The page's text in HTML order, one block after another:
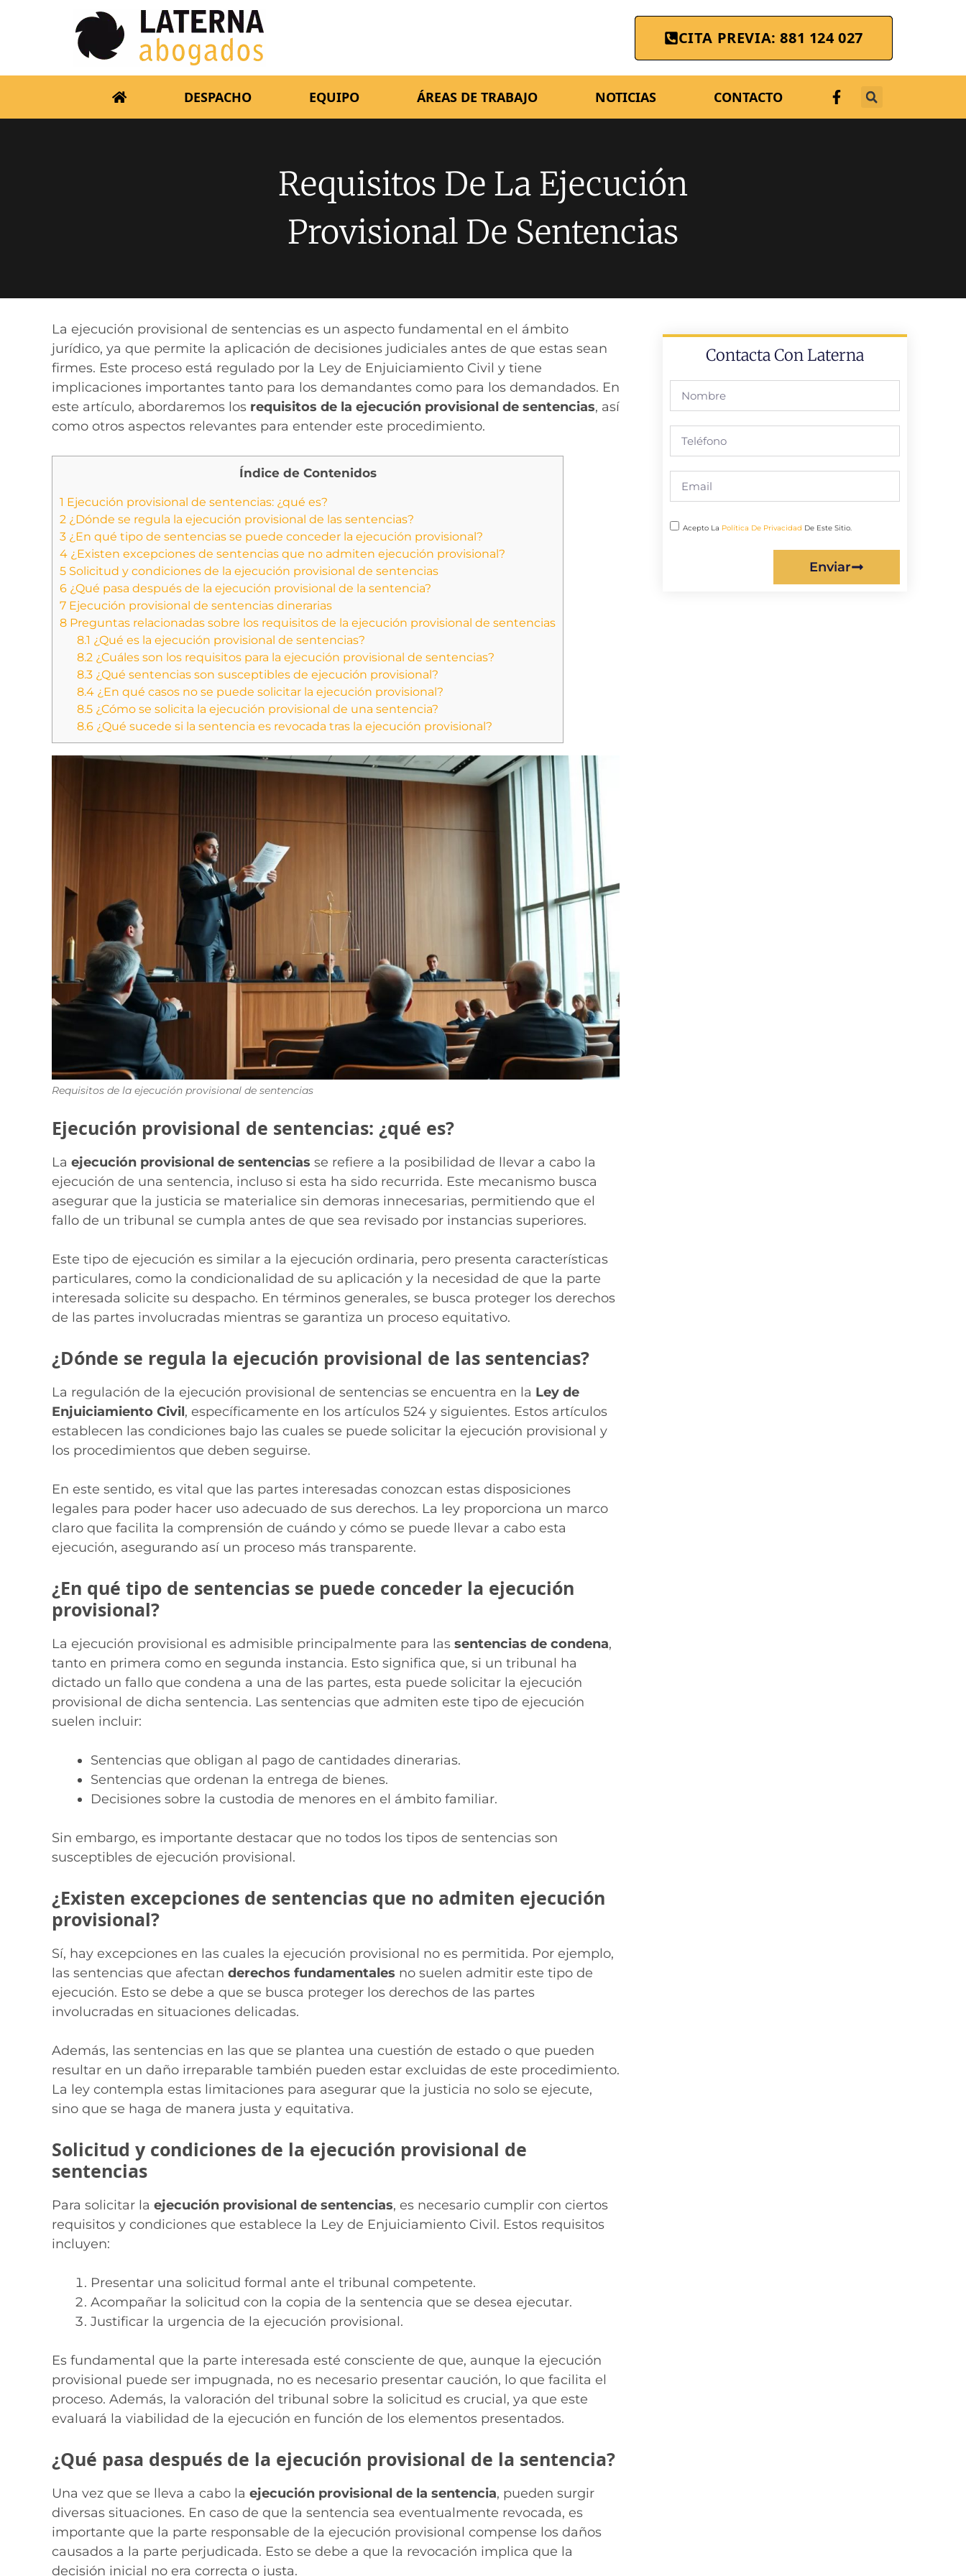
CITA PREVIA: 881 124 027
DESPACHO EQUIPO ÁREAS DE TRABAJO NOTICIAS CONTACTO
Requisitos De La Ejecución
Provisional De Sentencias
La ejecución provisional de sentencias es un aspecto fundamental en el ámbito
jurídico, ya que permite la aplicación de decisiones judiciales antes de que estas sean
firmes. Este proceso está regulado por la Ley de Enjuiciamiento Civil y tiene
implicaciones importantes tanto para los demandantes como para los demandados. En
este artículo, abordaremos los requisitos de la ejecución provisional de sentencias, así
como otros aspectos relevantes para entender este procedimiento.
Índice de Contenidos
1 Ejecución provisional de sentencias: ¿qué es?
2 ¿Dónde se regula la ejecución provisional de las sentencias?
3 ¿En qué tipo de sentencias se puede conceder la ejecución provisional?
4 ¿Existen excepciones de sentencias que no admiten ejecución provisional?
5 Solicitud y condiciones de la ejecución provisional de sentencias
6 ¿Qué pasa después de la ejecución provisional de la sentencia?
7 Ejecución provisional de sentencias dinerarias
8 Preguntas relacionadas sobre los requisitos de la ejecución provisional de sentencias
8.1 ¿Qué es la ejecución provisional de sentencias?
8.2 ¿Cuáles son los requisitos para la ejecución provisional de sentencias?
8.3 ¿Qué sentencias son susceptibles de ejecución provisional?
8.4 ¿En qué casos no se puede solicitar la ejecución provisional?
8.5 ¿Cómo se solicita la ejecución provisional de una sentencia?
8.6 ¿Qué sucede si la sentencia es revocada tras la ejecución provisional?
Requisitos de la ejecución provisional de sentencias
Ejecución provisional de sentencias: ¿qué es?
La ejecución provisional de sentencias se refiere a la posibilidad de llevar a cabo la
ejecución de una sentencia, incluso si esta ha sido recurrida. Este mecanismo busca
asegurar que la justicia se materialice sin demoras innecesarias, permitiendo que el
fallo de un tribunal se cumpla antes de que sea revisado por instancias superiores.
Este tipo de ejecución es similar a la ejecución ordinaria, pero presenta características
particulares, como la condicionalidad de su aplicación y la necesidad de que la parte
interesada solicite su despacho. En términos generales, se busca proteger los derechos
de las partes involucradas mientras se garantiza un proceso equitativo.
¿Dónde se regula la ejecución provisional de las sentencias?
La regulación de la ejecución provisional de sentencias se encuentra en la Ley de
Enjuiciamiento Civil, específicamente en los artículos 524 y siguientes. Estos artículos
establecen las condiciones bajo las cuales se puede solicitar la ejecución provisional y
los procedimientos que deben seguirse.
En este sentido, es vital que las partes interesadas conozcan estas disposiciones
legales para poder hacer uso adecuado de sus derechos. La ley proporciona un marco
claro que facilita la comprensión de cuándo y cómo se puede llevar a cabo esta
ejecución, asegurando así un proceso más transparente.
¿En qué tipo de sentencias se puede conceder la ejecución
provisional?
La ejecución provisional es admisible principalmente para las sentencias de condena,
tanto en primera como en segunda instancia. Esto significa que, si un tribunal ha
dictado un fallo que condena a una de las partes, esta puede solicitar la ejecución
provisional de dicha sentencia. Las sentencias que admiten este tipo de ejecución
suelen incluir:
Sentencias que obligan al pago de cantidades dinerarias.
Sentencias que ordenan la entrega de bienes.
Decisiones sobre la custodia de menores en el ámbito familiar.
Sin embargo, es importante destacar que no todos los tipos de sentencias son
susceptibles de ejecución provisional.
¿Existen excepciones de sentencias que no admiten ejecución
provisional?
Sí, hay excepciones en las cuales la ejecución provisional no es permitida. Por ejemplo,
las sentencias que afectan derechos fundamentales no suelen admitir este tipo de
ejecución. Esto se debe a que se busca proteger los derechos de las partes
involucradas en situaciones delicadas.
Además, las sentencias en las que se plantea una cuestión de estado o que pueden
resultar en un daño irreparable también pueden estar excluidas de este procedimiento.
La ley contempla estas limitaciones para asegurar que la justicia no solo se ejecute,
sino que se haga de manera justa y equitativa.
Solicitud y condiciones de la ejecución provisional de
sentencias
Para solicitar la ejecución provisional de sentencias, es necesario cumplir con ciertos
requisitos y condiciones que establece la Ley de Enjuiciamiento Civil. Estos requisitos
incluyen:
Presentar una solicitud formal ante el tribunal competente.
Acompañar la solicitud con la copia de la sentencia que se desea ejecutar.
Justificar la urgencia de la ejecución provisional.
Es fundamental que la parte interesada esté consciente de que, aunque la ejecución
provisional puede ser impugnada, no es necesario presentar caución, lo que facilita el
proceso. Además, la valoración del tribunal sobre la solicitud es crucial, ya que este
evaluará la viabilidad de la ejecución en función de los elementos presentados.
¿Qué pasa después de la ejecución provisional de la sentencia?
Una vez que se lleva a cabo la ejecución provisional de la sentencia, pueden surgir
diversas situaciones. En caso de que la sentencia sea eventualmente revocada, es
importante que la parte responsable de la ejecución provisional compense los daños
causados a la parte perjudicada. Esto se debe a que la revocación implica que la
decisión inicial no era correcta o justa.
Contacta Con Laterna
Acepto La Política De Privacidad De Este Sitio.
Enviar